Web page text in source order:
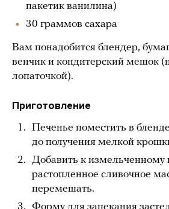
пакетик ванилина)
30 граммов сахара
Вам понадобится блендер,
венчик и кондитерский мешок
лопаточкой).
Приготовление
Печенье поместить в
до получения мелкой
Добавить к измельченному
растопленное сливочное
перемешать.